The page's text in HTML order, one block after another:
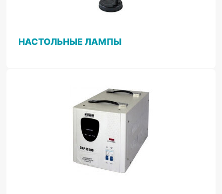
НАСТОЛЬНЫЕ ЛАМПЫ